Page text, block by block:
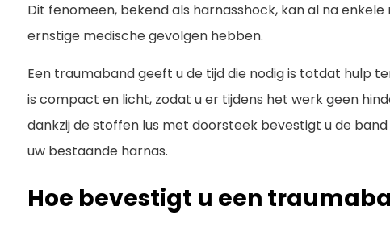
Dit fenomeen, bekend als harnasshock, kan al na
ernstige medische gevolgen hebben.
Een traumaband geeft u de tijd die nodig is totdat hulp
is compact en licht, zodat u er tijdens het werk geen
dankzij de stoffen lus met doorsteek bevestigt u de
uw bestaande harnas.
Hoe bevestigt u een